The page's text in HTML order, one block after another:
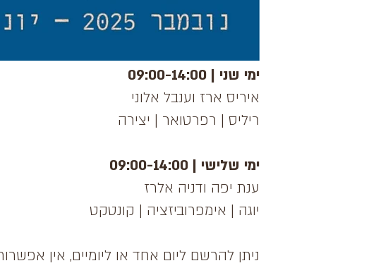
ימי שני | 09:00-14:00
איריס ארז וענבל אלוני
ריליס | רפרטואר | יצירה
ימי שלישי | 09:00-14:00
ענת יפה ודניה אלרז
יוגה | אימפרוביזציה | קונטקט
ניתן להרשם ליום אחד או ליומיים, אין